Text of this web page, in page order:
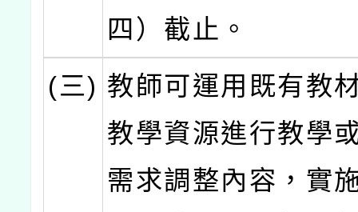
四）截止。
(三) 教師可運用既有教
教學資源進行教學
需求調整內容，實